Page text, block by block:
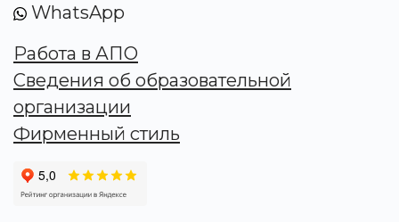
WhatsApp
Работа в АПО
Сведения об образовательной
организации
Фирменный стиль